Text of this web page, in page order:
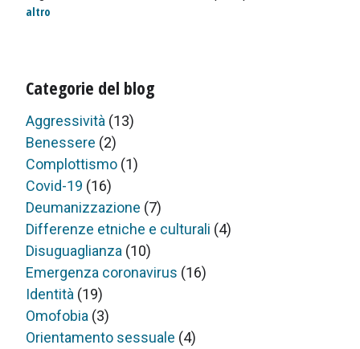
altro
Categorie del blog
Aggressività (13)
Benessere (2)
Complottismo (1)
Covid-19 (16)
Deumanizzazione (7)
Differenze etniche e culturali (4)
Disuguaglianza (10)
Emergenza coronavirus (16)
Identità (19)
Omofobia (3)
Orientamento sessuale (4)